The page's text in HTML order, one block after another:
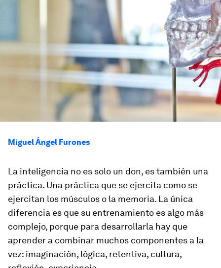
Miguel Ángel Furones
La inteligencia no es solo un don, es también una
práctica. Una práctica que se ejercita como se
ejercitan los músculos o la memoria. La única
diferencia es que su entrenamiento es algo más
complejo, porque para desarrollarla hay que
aprender a combinar muchos componentes a la
vez: imaginación, lógica, retentiva, cultura,